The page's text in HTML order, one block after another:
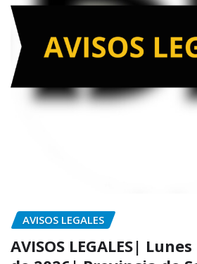
AVISOS LEGALES
AVISOS LEGALES|